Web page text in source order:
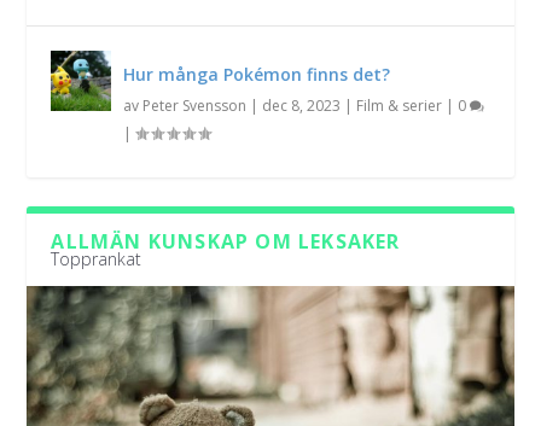
Hur många Pokémon finns det?
av Peter Svensson | dec 8, 2023 | Film & serier | 0
|
ALLMÄN KUNSKAP OM LEKSAKER
Topprankat